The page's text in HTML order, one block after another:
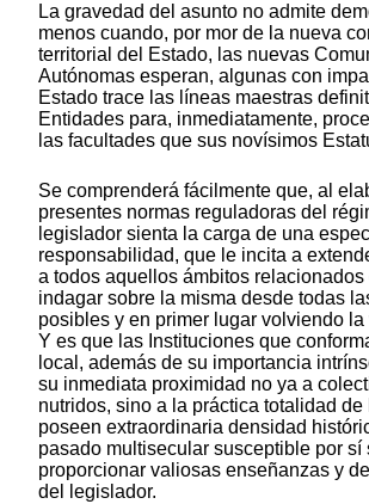
La gravedad del asunto no admite
menos cuando, por mor de la nueva
territorial del Estado, las nuevas
Autónomas esperan, algunas con
Estado trace las líneas maestras
Entidades para, inmediatamente,
las facultades que sus novísimos
Se comprenderá fácilmente que, al
presentes normas reguladoras del
legislador sienta la carga de una
responsabilidad, que le incita a
a todos aquellos ámbitos
indagar sobre la misma desde todas
posibles y en primer lugar volviendo
Y es que las Instituciones que
local, además de su importancia
su inmediata proximidad no ya a
nutridos, sino a la práctica totalidad
poseen extraordinaria densidad
pasado multisecular susceptible por sí
proporcionar valiosas enseñanzas y
del legislador.